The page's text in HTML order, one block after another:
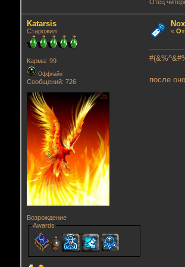
Отец
Katarsis
Старожил
Карма: 99
Оффлайн
Сообщений: 726
Возрождение
Awards
«
после